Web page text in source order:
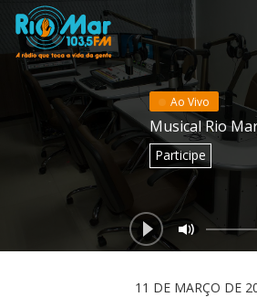
Ao Vivo
Musical Rio
Participe
11 DE MARÇO DE